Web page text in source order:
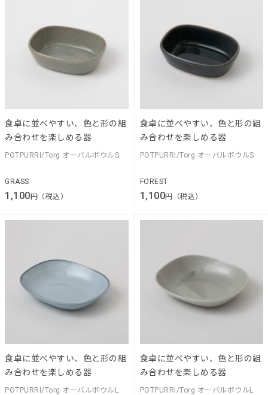
食卓に並べやすい、色と形の組
み合わせを楽しめる器
POTPURRI/Torg オーバルボウルS
GRASS
1,100 円（税込）
食卓に並べやすい、色と形の組
み合わせを楽しめる器
POTPURRI/Torg オーバルボウルS
FOREST
1,100円（税込）
食卓に並べやすい、色と形の組
み合わせを楽しめる器
POTPURRI/Torg オーバルボウルL
食卓に並べやすい、色と形の組
み合わせを楽しめる器
POTPURRI/Torg オーバルボウルL